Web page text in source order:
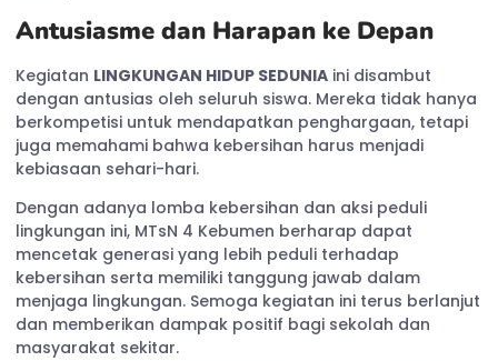
Antusiasme dan Harapan ke Depan
Kegiatan LINGKUNGAN HIDUP SEDUNIA ini disambut
dengan antusias oleh seluruh siswa. Mereka tidak hanya
berkompetisi untuk mendapatkan penghargaan, tetapi
juga memahami bahwa kebersihan harus menjadi
kebiasaan sehari-hari.
Dengan adanya lomba kebersihan dan aksi peduli
lingkungan ini, MTsN 4 Kebumen berharap dapat
mencetak generasi yang lebih peduli terhadap
kebersihan serta memiliki tanggung jawab dalam
menjaga lingkungan. Semoga kegiatan ini terus berlanjut
dan memberikan dampak positif bagi sekolah dan
masyarakat sekitar.